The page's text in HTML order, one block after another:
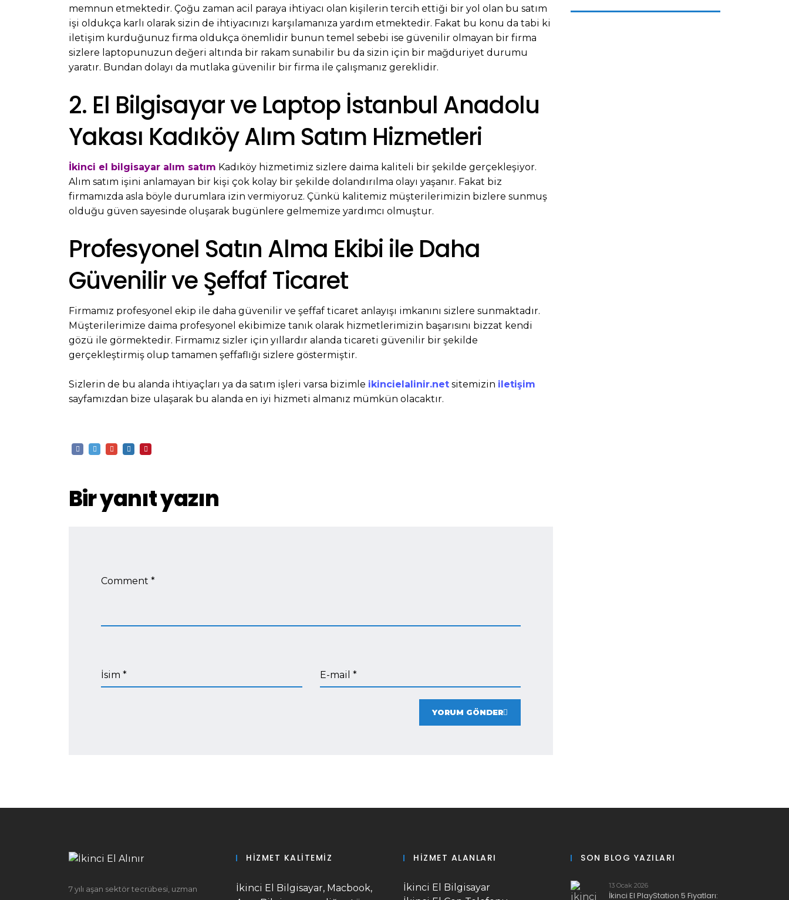
memnun etmektedir. Çoğu zaman acil paraya ihtiyacı olan kişilerin tercih ettiği bir yol olan bu satım
işi oldukça karlı olarak sizin de ihtiyacınızı karşılamanıza yardım etmektedir. Fakat bu konu da tabi ki
iletişim kurduğunuz firma oldukça önemlidir bunun temel sebebi ise güvenilir olmayan bir firma
sizlere laptopunuzun değeri altında bir rakam sunabilir bu da sizin için bir mağduriyet durumu
yaratır. Bundan dolayı da mutlaka güvenilir bir firma ile çalışmanız gereklidir.
2. El Bilgisayar ve Laptop İstanbul Anadolu
Yakası Kadıköy Alım Satım Hizmetleri
İkinci el bilgisayar alım satım Kadıköy hizmetimiz sizlere daima kaliteli bir şekilde gerçekleşiyor.
Alım satım işini anlamayan bir kişi çok kolay bir şekilde dolandırılma olayı yaşanır. Fakat biz
firmamızda asla böyle durumlara izin vermiyoruz. Çünkü kalitemiz müşterilerimizin bizlere sunmuş
olduğu güven sayesinde oluşarak bugünlere gelmemize yardımcı olmuştur.
Profesyonel Satın Alma Ekibi ile Daha
Güvenilir ve Şeffaf Ticaret
Firmamız profesyonel ekip ile daha güvenilir ve şeffaf ticaret anlayışı imkanını sizlere sunmaktadır.
Müşterilerimize daima profesyonel ekibimize tanık olarak hizmetlerimizin başarısını bizzat kendi
gözü ile görmektedir. Firmamız sizler için yıllardır alanda ticareti güvenilir bir şekilde
gerçekleştirmiş olup tamamen şeffaflığı sizlere göstermiştir.
Sizlerin de bu alanda ihtiyaçları ya da satım işleri varsa bizimle ikincielalinir.net sitemizin iletişim
sayfamızdan bize ulaşarak bu alanda en iyi hizmeti almanız mümkün olacaktır.
Bir yanıt yazın
Comment *
İsim * E-mail *
YORUM GÖNDER
7 yılı aşan sektör tecrübesi, uzman
HIZMET KALITEMIZ
İkinci El Bilgisayar, Macbook,
HIZMET ALANLARI
İkinci El Bilgisayar
SON BLOG YAZILARI
İkinci El PlayStation 5 Fiyatları:
13 Ocak 2026